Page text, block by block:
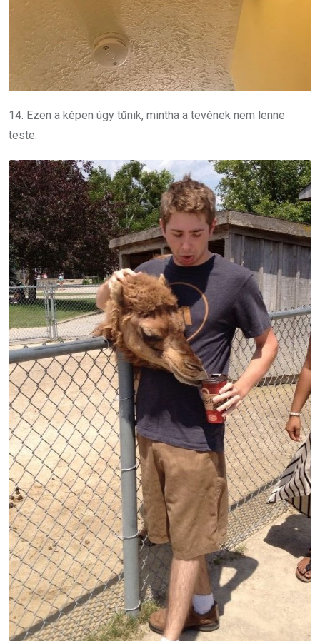
14. Ezen a képen úgy tűnik, mintha a tevének nem lenne
teste.